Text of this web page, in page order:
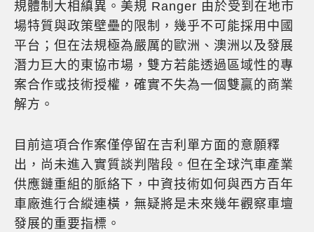
規體制大相縝異。美規 Ranger 由於受到在地市
場特質與政策壁壘的限制，幾乎不可能採用中國
平台；但在法規極為嚴厲的歐洲、澳洲以及發展
潛力巨大的東協市場，雙方若能透過區域性的專
案合作或技術授權，確實不失為一個雙贏的商業
解方。
目前這項合作案僅停留在吉利單方面的意願釋
出，尚未進入實質談判階段。但在全球汽車產業
供應鏈重組的脈絡下，中資技術如何與西方百年
車廠進行合縱連橫，無疑將是未來幾年觀察車壇
發展的重要指標。